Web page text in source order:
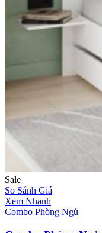
Sale
So Sánh Giá
Xem Nhanh
Combo Phòng Ngủ